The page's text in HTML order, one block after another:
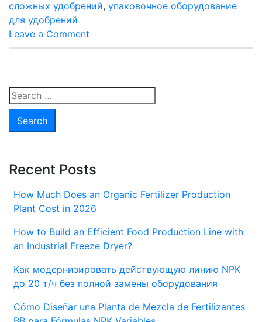
сложных удобрений, упаковочное оборудование
для удобрений
Leave a Comment
Как
производителя
оборудования
сложных
удобрений?
Search
for:
Recent Posts
How Much Does an Organic Fertilizer Production
Plant Cost in 2026
How to Build an Efficient Food Production Line with
an Industrial Freeze Dryer?
Как модернизировать действующую линию NPK
до 20 т/ч без полной замены оборудования
Cómo Diseñar una Planta de Mezcla de Fertilizantes